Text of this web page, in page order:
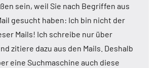
sein, weil Sie nach Begriffen aus
gesucht haben: Ich bin nicht der
Mails! Ich schreibe nur über
zitiere dazu aus den Mails. Deshalb
eine Suchmaschine auch diese